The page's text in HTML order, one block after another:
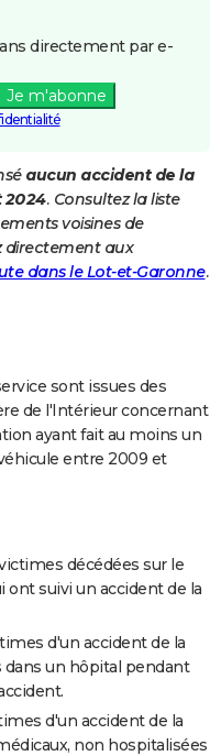
directement par e-
Je m'abonne
aucun accident de la
2024. Consultez la liste
voisines de
directement aux
dans le Lot-et-Garonne.
sont issues des
de l'Intérieur concernant
ayant fait au moins un
entre 2009 et
décédées sur le
ont suivi un accident de la
d'un accident de la
un hôpital pendant
d'un accident de la
non hospitalisées